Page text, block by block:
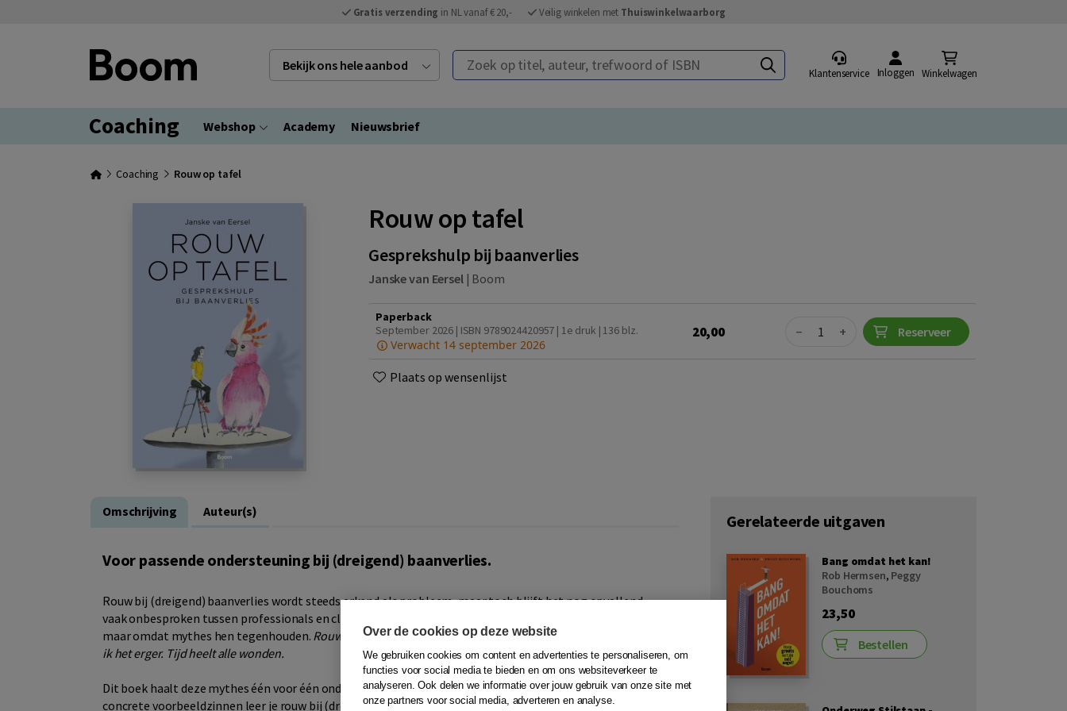
Gratis verzending in NL vanaf € 20,- Veilig winkelen met Thuiswinkelwaarborg
Bekijk ons hele aanbod Zoek op titel, auteur, trefwoord of ISBN
Klantenservice Inloggen Winkelwagen
Coaching Webshop Academy Nieuwsbrief
Coaching Rouw op tafel
Rouw op tafel
Gesprekshulp bij baanverlies
Janske van Eersel| Boom
Paperback
September 2026 | ISBN 9789024420957 | 1e druk | 136 blz.
Verwacht 14 september 2026
20,00 Quantity
− + Reserveer
Plaats op wensenlijst
Omschrijving Auteur(s)
Voor passende ondersteuning bij (dreigend) baanverlies.
Rouw bij (dreigend) baanverlies wordt steeds erkend als probleem, maar toch blijft het nog opvallend
vaak onbesproken tussen professionals en cliënten. Niet omdat professionals het niet willen bespreken,
maar omdat mythes hen tegenhouden. Rouw is toch een te zwaar woord hiervoor? Als ik dit benoem, maak
ik het erger. Tijd heelt alle wonden.
Dit boek haalt deze mythes één voor één onderuit. Aan de hand van herkenbare casussen, theorie en
concrete voorbeeldzinnen leer je rouw bij (dreigend) baanverlies bespreekbaar te maken, ook als je geen
Gerelateerde uitgaven
Bang omdat het kan!
Rob Hermsen, Peggy
Bouchoms
23,50
Bestellen
Over de cookies op deze website
We gebruiken cookies om content en advertenties te personaliseren, om
functies voor social media te bieden en om ons websiteverkeer te
analyseren. Ook delen we informatie over jouw gebruik van onze site met
onze partners voor social media, adverteren en analyse.